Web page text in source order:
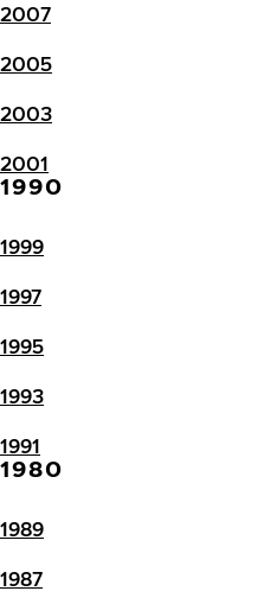
2007
2005
2003
2001
1990
1999
1997
1995
1993
1991
1980
1989
1987